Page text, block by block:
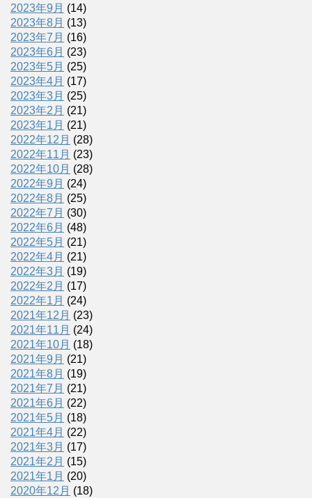
2023年9月 (14)
2023年8月 (13)
2023年7月 (16)
2023年6月 (23)
2023年5月 (25)
2023年4月 (17)
2023年3月 (25)
2023年2月 (21)
2023年1月 (21)
2022年12月 (28)
2022年11月 (23)
2022年10月 (28)
2022年9月 (24)
2022年8月 (25)
2022年7月 (30)
2022年6月 (48)
2022年5月 (21)
2022年4月 (21)
2022年3月 (19)
2022年2月 (17)
2022年1月 (24)
2021年12月 (23)
2021年11月 (24)
2021年10月 (18)
2021年9月 (21)
2021年8月 (19)
2021年7月 (21)
2021年6月 (22)
2021年5月 (18)
2021年4月 (22)
2021年3月 (17)
2021年2月 (15)
2021年1月 (20)
2020年12月 (18)